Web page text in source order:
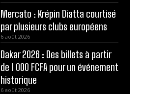
Mercato : Krépin Diatta courtisé
par plusieurs clubs européens
6 août 2026
Dakar 2026 : Des billets à partir
de 1 000 FCFA pour un événement
historique
6 août 2026